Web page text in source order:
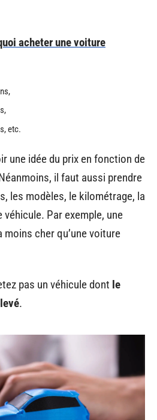
acheter une voiture
etc.
une idée du prix en fonction de
il faut aussi prendre
les modèles, le kilométrage, la
Par exemple, une
cher qu’une voiture
pas un véhicule dont le
.